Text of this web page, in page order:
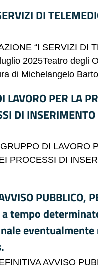
DI
“I SERVIZI DI
2025Teatro degli
di Michelangelo
LAVORO PER LA
DI INSERIMENTO
DI LAVORO
PROCESSI DI
PUBBLICO,
tempo
AVVISO